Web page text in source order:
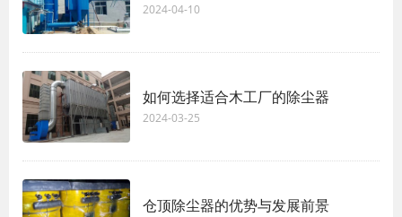
2024-04-10
如何选择适合木工厂的除尘器
2024-03-25
仓顶除尘器的优势与发展前景